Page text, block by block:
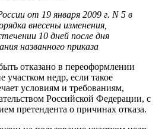
от 19 января 2009 г. N 5 в
внесены изменения,
10 дней после дня
названного приказа
отказано в переоформлении
участком недр, если такое
условиям и требованиям,
Российской Федерации, с
претендента о причинах отказа.